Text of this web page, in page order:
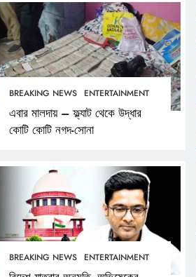
BREAKING NEWS ENTERTAINMENT
এবার মালদায় – ফ্ল্যাট থেকে উদ্ধার
কোটি কোটি নগদ-সোনা
BREAKING NEWS ENTERTAINMENT